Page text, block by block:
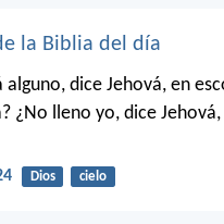
la Biblia del día
alguno, dice Jehová, en
¿No lleno yo, dice Jehová,
Dios cielo